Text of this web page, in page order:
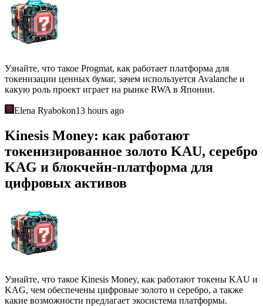
Узнайте, что такое Progmat, как работает платформа для
токенизации ценных бумаг, зачем используется Avalanche и
какую роль проект играет на рынке RWA в Японии.
Elena Ryabokon13 hours ago
Kinesis Money: как работают
токенизированное золото KAU, серебро
KAG и блокчейн-платформа для
цифровых активов
Узнайте, что такое Kinesis Money, как работают токены KAU и
KAG, чем обеспечены цифровые золото и серебро, а также
какие возможности предлагает экосистема платформы.